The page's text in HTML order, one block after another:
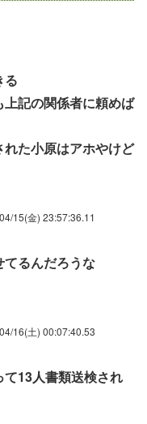
る
記の関係者に頼めば
た小原はアホやけど
15(金) 23:57:36.11
るんだろうな
16(土) 00:07:40.53
13人書類送検され